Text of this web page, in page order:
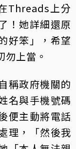
Threads上分
！她詳細還原
好笨」，希望
上當。
稱政府機關的
名與手機號碼
便主動將電話
理，「然後我